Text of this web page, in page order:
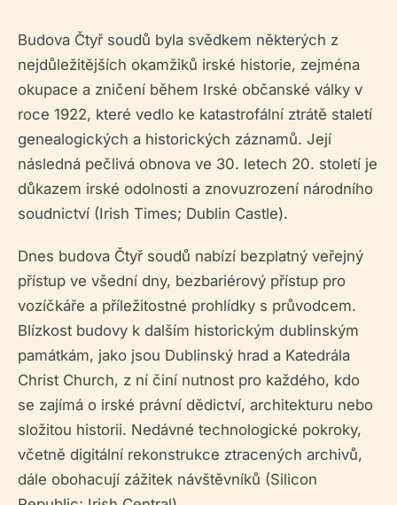
Budova Čtyř soudů byla svědkem některých z
nejdůležitějších okamžiků irské historie, zejména
okupace a zničení během Irské občanské války v
roce 1922, které vedlo ke katastrofální ztrátě staletí
genealogických a historických záznamů. Její
následná pečlivá obnova ve 30. letech 20. století je
důkazem irské odolnosti a znovuzrození národního
soudnictví (Irish Times; Dublin Castle).
Dnes budova Čtyř soudů nabízí bezplatný veřejný
přístup ve všední dny, bezbariérový přístup pro
vozíčkáře a příležitostné prohlídky s průvodcem.
Blízkost budovy k dalším historickým dublinským
památkám, jako jsou Dublinský hrad a Katedrála
Christ Church, z ní činí nutnost pro každého, kdo
se zajímá o irské právní dědictví, architekturu nebo
složitou historii. Nedávné technologické pokroky,
včetně digitální rekonstrukce ztracených archivů,
dále obohacují zážitek návštěvníků (Silicon